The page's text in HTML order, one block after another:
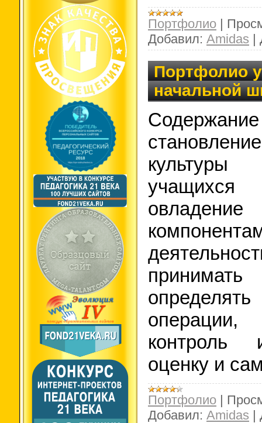
Портфолио |
Добавил: Amidas |
Портфолио
начальной
принимать
контроль
оценку и
Портфолио |
Добавил: Amidas |